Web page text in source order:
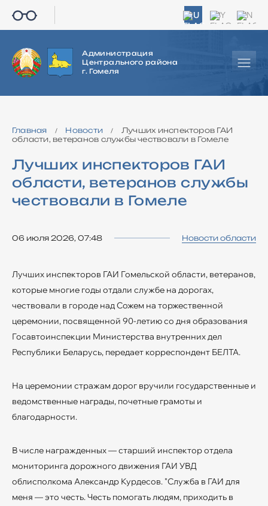
RU BY EN
Администрация
Центрального района
г. Гомеля
Главная / Новости /
Лучших инспекторов ГАИ
области, ветеранов службы чествовали в Гомеле
Лучших инспекторов ГАИ
области, ветеранов службы
чествовали в Гомеле
06 июля 2026, 07:48 Новости области
Лучших инспекторов ГАИ Гомельской области, ветеранов,
которые многие годы отдали службе на дорогах,
чествовали в городе над Сожем на торжественной
церемонии, посвященной 90-летию со дня образования
Госавтоинспекции Министерства внутренних дел
Республики Беларусь, передает корреспондент БЕЛТА.
На церемонии стражам дорог вручили государственные и
ведомственные награды, почетные грамоты и
благодарности.
В числе награжденных — старший инспектор отдела
мониторинга дорожного движения ГАИ УВД
облисполкома Александр Курдесов. "Служба в ГАИ для
меня — это честь. Честь помогать людям, приходить в